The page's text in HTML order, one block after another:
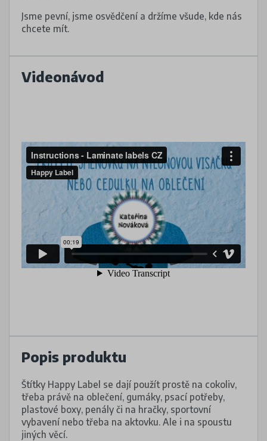
Jsme pevní, jsme osvědčení a držíme všude, kde nás
chcete mít.
Videonávod
Popis produktu
Štítky Happy Label se dají použít prostě na cokoliv,
třeba právě na oblečení, gumáky, psací potřeby,
plastové boxy, penály či na hračky, sportovní
vybavení nebo třeba na aktovku. Ale i na spoustu
jiných věcí.